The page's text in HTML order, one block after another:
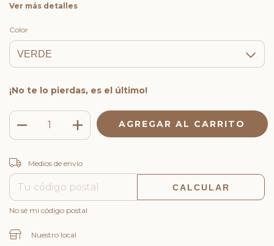
Ver más detalles
Color
¡No te lo pierdas, es el último!
Entregas para el CP:
Medios de envío
CALCULAR
No sé mi código postal
Nuestro local